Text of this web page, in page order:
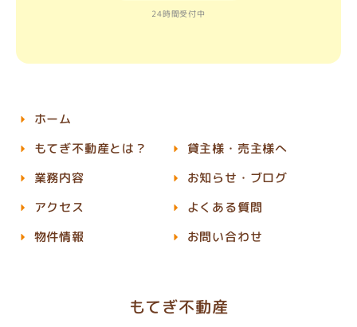
24時間受付中
もてぎ不動産
ホーム
もてぎ不動産とは？
業務内容
アクセス
物件情報
貸主様・売主様へ
お知らせ・ブログ
よくある質問
お問い合わせ